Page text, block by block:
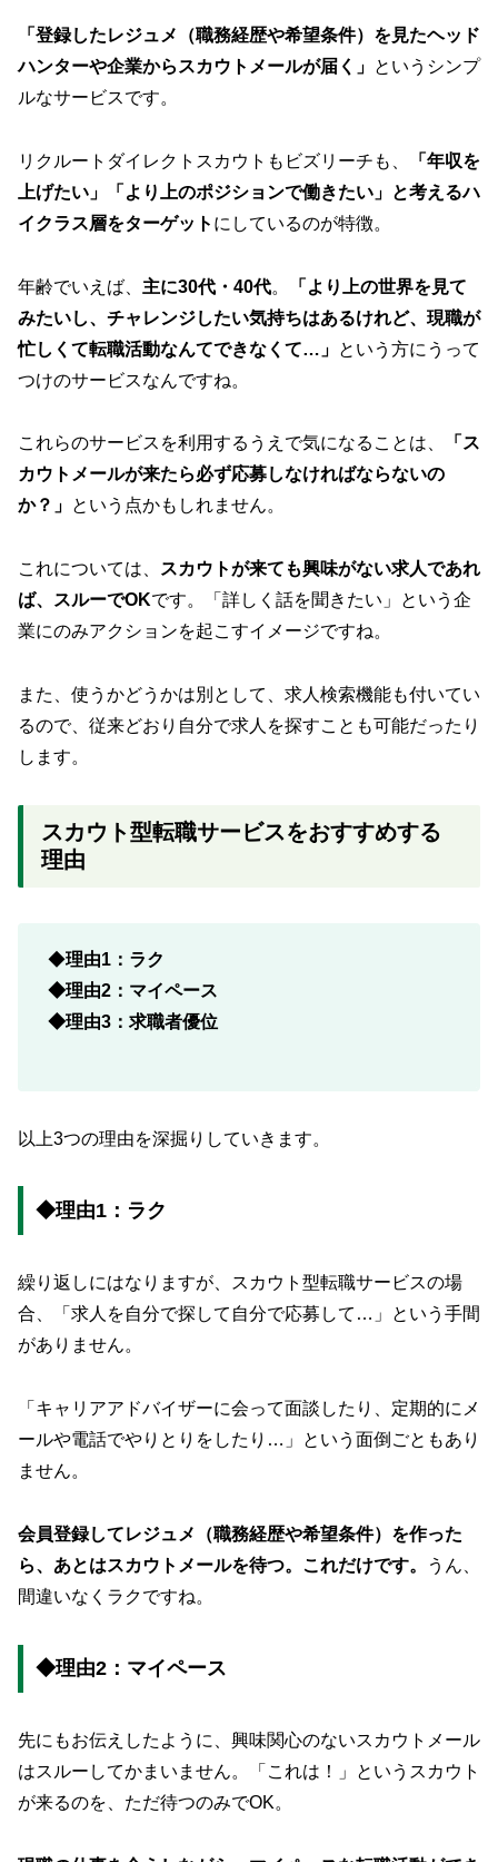
「登録したレジュメ（職務経歴や希望条件）を見たヘッド
ハンターや企業からスカウトメールが届く」 というシンプ
ルなサービスです。
リクルートダイレクトスカウトもビズリーチも、
「年収を
上げたい」「より上のポジションで働きたい」と考えるハ
イクラス層をターゲット にしているのが特徴。
年齢でいえば、 主に30代・40代。
「より上の世界を見て
みたいし、チャレンジしたい気持ちはあるけれど、現職が
忙しくて転職活動なんてできなくて…」 という方にうって
つけのサービスなんですね。
これらのサービスを利用するうえで気になることは、
「ス
カウトメールが来たら必ず応募しなければならないの
か？」 という点かもしれません。
これについては、
スカウトが来ても興味がない求人であれ
ば、スルーでOKです。「詳しく話を聞きたい」という企
業にのみアクションを起こすイメージですね。
また、使うかどうかは別として、求人検索機能も付いてい
るので、従来どおり自分で求人を探すことも可能だったり
します。
スカウト型転職サービスをおすすめする
理由
◆理由1：ラク
◆理由2：マイペース
◆理由3：求職者優位
以上3つの理由を深掘りしていきます。
◆理由1：ラク
繰り返しにはなりますが、スカウト型転職サービスの場
合、「求人を自分で探して自分で応募して…」という手間
がありません。
「キャリアアドバイザーに会って面談したり、定期的にメ
ールや電話でやりとりをしたり…」という面倒ごともあり
ません。
会員登録してレジュメ（職務経歴や希望条件）を作った
ら、あとはスカウトメールを待つ。これだけです。
うん、
間違いなくラクですね。
◆理由2：マイペース
先にもお伝えしたように、興味関心のないスカウトメール
はスルーしてかまいません。「これは！」というスカウト
が来るのを、ただ待つのみでOK。